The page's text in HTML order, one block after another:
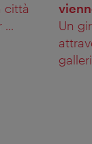
città
...
Un